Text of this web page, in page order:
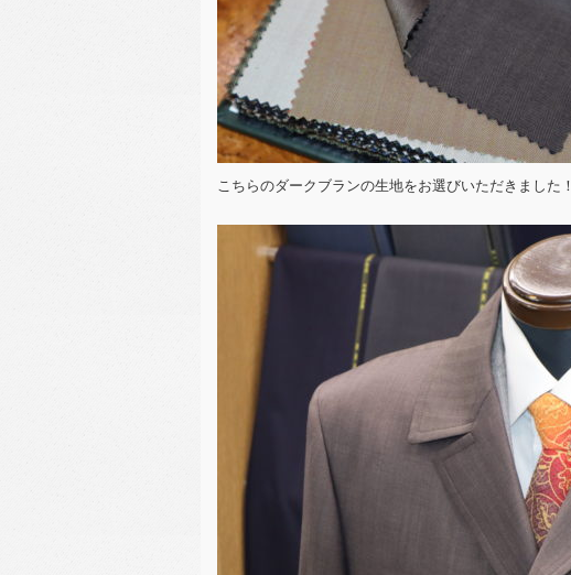
こちらのダークブランの生地をお選びいただきました！